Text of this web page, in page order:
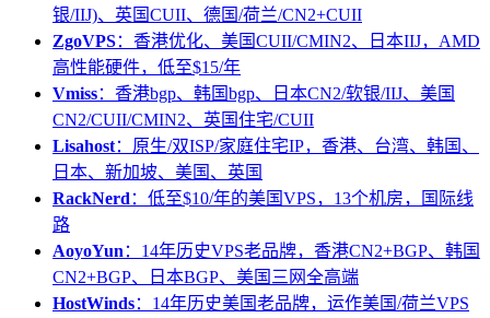
银/IIJ)、英国CUII、德国/荷兰/CN2+CUII
ZgoVPS：香港优化、美国CUII/CMIN2、日本IIJ，AMD
高性能硬件，低至$15/年
Vmiss：香港bgp、韩国bgp、日本CN2/软银/IIJ、美国
CN2/CUII/CMIN2、英国住宅/CUII
Lisahost：原生/双ISP/家庭住宅IP，香港、台湾、韩国、
日本、新加坡、美国、英国
RackNerd：低至$10/年的美国VPS，13个机房，国际线
路
AoyoYun：14年历史VPS老品牌，香港CN2+BGP、韩国
CN2+BGP、日本BGP、美国三网全高端
HostWinds：14年历史美国老品牌，运作美国/荷兰VPS